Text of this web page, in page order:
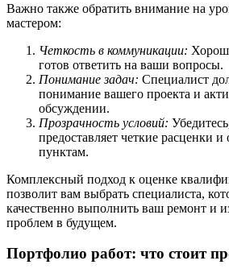
Важно также обратить внимание на
мастером:
Четкость в коммуникации:
готов ответить на ваши вопросы.
Понимание задач: Специалист
понимание вашего проекта и
обсуждении.
Прозрачность условий:
предоставляет четкие расценки
пунктам.
Комплексный подход к оценке
позволит вам выбрать специалиста,
качественно выполнить ваш ремонт и
проблем в будущем.
Портфолио работ: что стоит